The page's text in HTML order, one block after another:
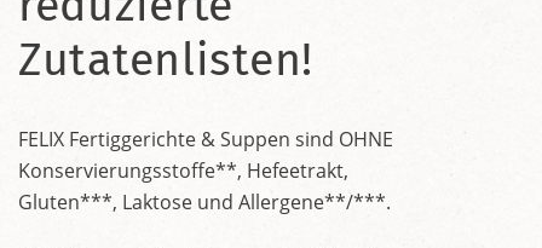
Zutatenlisten!
FELIX Fertiggerichte & Suppen sind OHNE
Konservierungsstoffe**, Hefeetrakt,
Gluten***, Laktose und Allergene**/***.